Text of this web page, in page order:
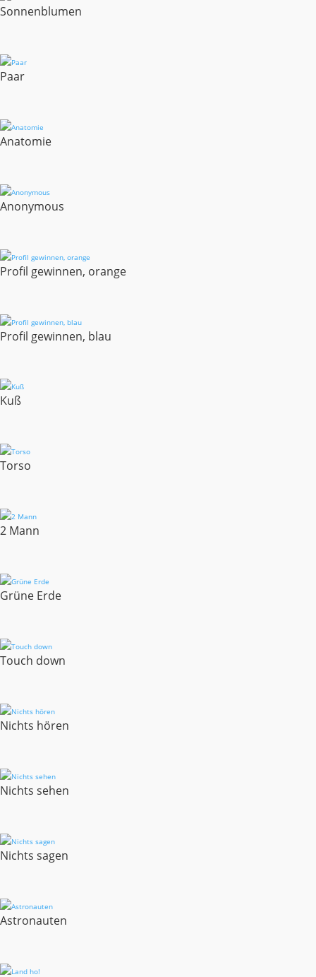
Sonnenblumen
Paar
Anatomie
Anonymous
Profil gewinnen, orange
Profil gewinnen, blau
Kuß
Torso
2 Mann
Grüne Erde
Touch down
Nichts hören
Nichts sehen
Nichts sagen
Astronauten